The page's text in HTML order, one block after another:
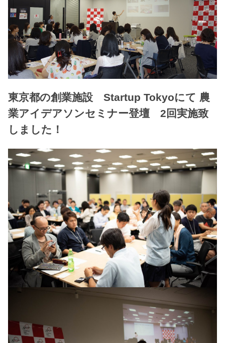
東京都の創業施設 Startup Tokyoにて 農
業アイデアソンセミナー登壇 2回実施致
しました！